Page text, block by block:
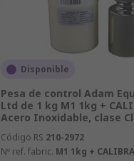
Disponible
Pesa de control Adam
Ltd de 1 kg M1 1kg +
Acero Inoxidable, clase
Código RS 210-2972
Nº ref. fabric. M1 1kg +